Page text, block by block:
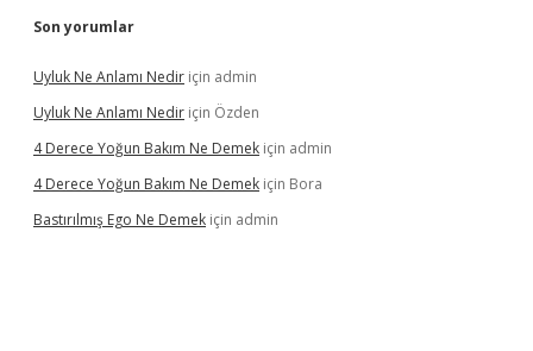
Son yorumlar
Uyluk Ne Anlamı Nedir için admin
Uyluk Ne Anlamı Nedir için Özden
4 Derece Yoğun Bakım Ne Demek için admin
4 Derece Yoğun Bakım Ne Demek için Bora
Bastırılmış Ego Ne Demek için admin